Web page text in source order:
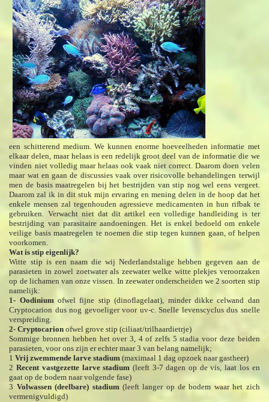
een schitterend medium. We kunnen enorme hoeveelheden informatie met
elkaar delen, maar helaas is een redelijk groot deel van de informatie die we
vinden niet volledig maar helaas ook vaak niet correct. Daarom doen velen
maar wat en gaan de discussies vaak over risicovolle behandelingen terwijl
men de basis maatregelen bij het bestrijden van stip nog wel eens vergeet.
Daarom zal ik in dit stuk mijn ervaring en mening delen in de hoop dat het
enkele mensen zal tegenhouden agressieve medicamenten in hun rifbak te
gebruiken. Verwacht niet dat dit artikel een volledige handleiding is ter
bestrijding van parasitaire aandoeningen. Het is enkel bedoeld om enkele
veilige basis maatregelen te noemen die stip tegen kunnen gaan, of helpen
voorkomen.
Wat is stip eigenlijk?
Witte stip is een naam die wij Nederlandstalige hebben gegeven aan de
parasieten in zowel zoetwater als zeewater welke witte plekjes veroorzaken
op de lichamen van onze vissen. In zeewater onderscheiden we 2 soorten stip
namelijk:
1- Oodiniumofwel fijne stip (dinoflagelaat), minder dikke celwand dan
Cryptocarion dus nog gevoeliger voor uv-c. Snelle levenscyclus dus snelle
verspreiding.
2- Cryptocarion ofwel grove stip (ciliaat/trilhaardietrje)
Sommige bronnen hebben het over 3, 4 of zelfs 5 stadia voor deze beiden
parasieten, voor ons zijn er echter maar 3 van belang namelijk;
1Vrij zwemmende larve stadium (maximaal 1 dag opzoek naar gastheer)
2Recent vastgezette larve stadium (leeft 3-7 dagen op de vis, laat los en
gaat op de bodem naar volgende fase)
3 Volwassen (deelbare) stadium(leeft langer op de bodem waar het zich
vermenigvuldigd)